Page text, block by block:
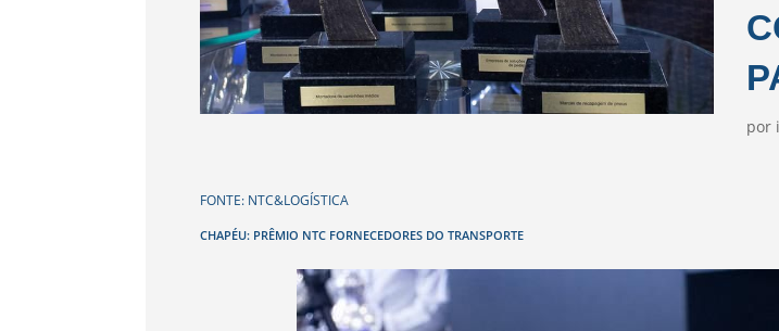
por
FONTE: NTC&LOGÍSTICA
CHAPÉU: PRÊMIO NTC FORNECEDORES DO TRANSPORTE